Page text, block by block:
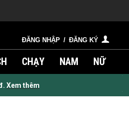
ĐĂNG NHẬP / ĐĂNG KÝ
CHẠY NAM NỮ
Xem thêm